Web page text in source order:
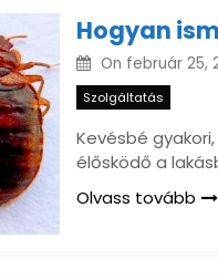
On február 25,
Szolgáltatás
Kevésbé
élősködő a
Olvass tovább